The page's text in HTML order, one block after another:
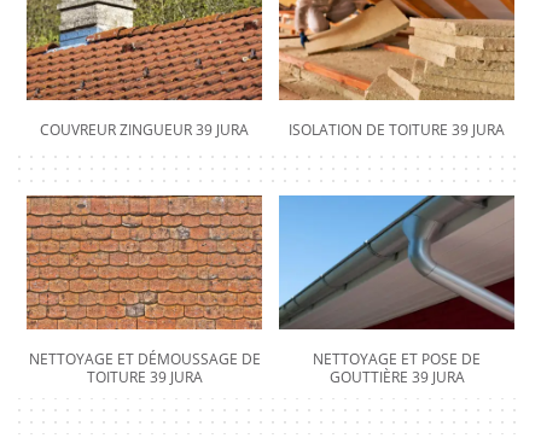
COUVREUR ZINGUEUR 39 JURA ISOLATION DE TOITURE 39 JURA
NETTOYAGE ET DÉMOUSSAGE DE
TOITURE 39 JURA
NETTOYAGE ET POSE DE
GOUTTIÈRE 39 JURA